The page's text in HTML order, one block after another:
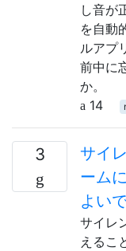
し音が
を自動
ルアプ
前中に
か。
14
3
サイ
ーム
よい
サイレ
えるこ